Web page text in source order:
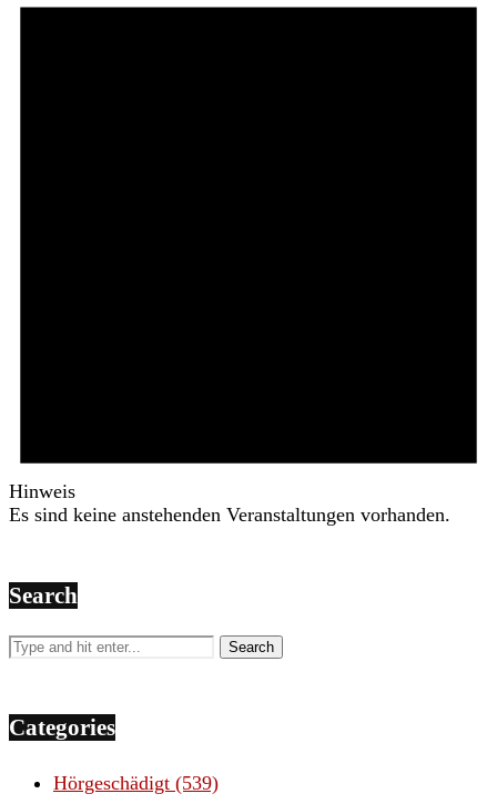
Hinweis
Es sind keine anstehenden Veranstaltungen vorhanden.
Search
Categories
Hörgeschädigt (539)